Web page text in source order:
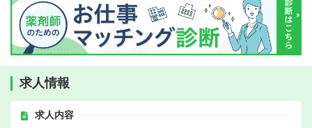
求人情報
求人内容